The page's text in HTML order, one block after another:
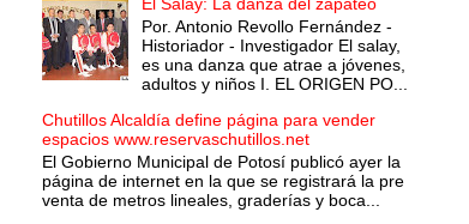
El Salay: La danza del zapateo
Por. Antonio Revollo Fernández -
Historiador - Investigador El salay,
es una danza que atrae a jóvenes,
adultos y niños I. EL ORIGEN PO...
Chutillos Alcaldía define página para vender
espacios www.reservaschutillos.net
El Gobierno Municipal de Potosí publicó ayer la
página de internet en la que se registrará la pre
venta de metros lineales, graderías y boca...